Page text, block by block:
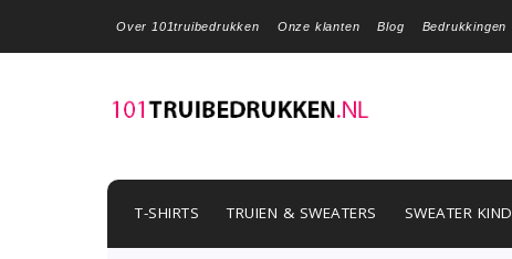
Over 101truibedrukken Onze klanten Blog Bedrukkingen
T-SHIRTS TRUIEN & SWEATERS SWEATER